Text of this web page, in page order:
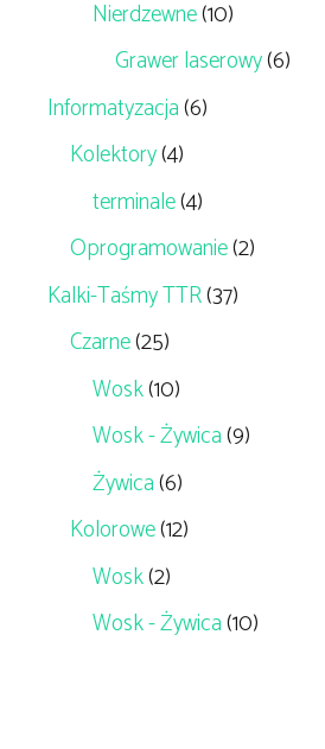
Nierdzewne(10)
Grawer laserowy(6)
Informatyzacja(6)
Kolektory(4)
terminale(4)
Oprogramowanie(2)
Kalki-Taśmy TTR(37)
Czarne(25)
Wosk(10)
Wosk - Żywica(9)
Żywica(6)
Kolorowe(12)
Wosk(2)
Wosk - Żywica(10)